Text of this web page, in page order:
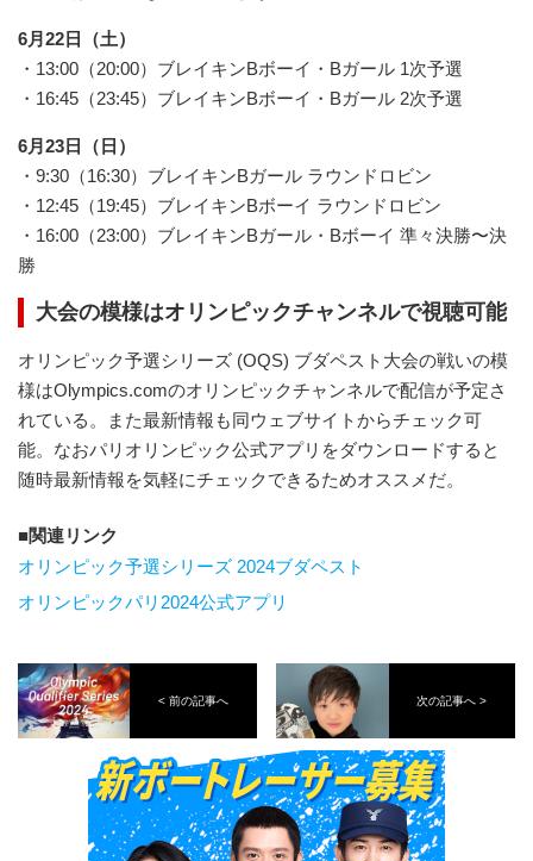
6月22日（土）
・13:00（20:00）ブレイキンBボーイ・Bガール 1次予選
・16:45（23:45）ブレイキンBボーイ・Bガール 2次予選
6月23日（日）
・9:30（16:30）ブレイキンBガール ラウンドロビン
・12:45（19:45）ブレイキンBボーイ ラウンドロビン
・16:00（23:00）ブレイキンBガール・Bボーイ 準々決勝〜決
勝
大会の模様はオリンピックチャンネルで視聴可能
オリンピック予選シリーズ (OQS) ブダペスト大会の戦いの模
様はOlympics.comのオリンピックチャンネルで配信が予定さ
れている。また最新情報も同ウェブサイトからチェック可
能。なおパリオリンピック公式アプリをダウンロードすると
随時最新情報を気軽にチェックできるためオススメだ。
関連リンク
オリンピック予選シリーズ 2024ブダペスト
オリンピックパリ2024公式アプリ
< 前の記事へ 次の記事へ >